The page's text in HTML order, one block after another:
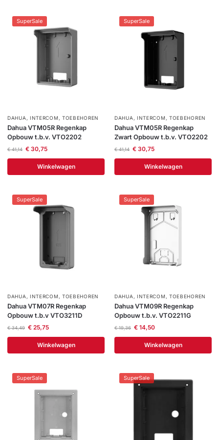
SuperSale
DAHUA , INTERCOM, TOEBEHOREN
Dahua VTM05R Regenkap
Opbouw t.b.v. VTO2202
€41,14 €30,75
Winkelwagen
SuperSale
DAHUA , INTERCOM, TOEBEHOREN
Dahua VTM05R Regenkap
Zwart Opbouw t.b.v. VTO2202
€41,14 €30,75
Winkelwagen
SuperSale
DAHUA , INTERCOM, TOEBEHOREN
Dahua VTM07R Regenkap
Opbouw t.b.v VTO3211D
€34,49 €25,75
Winkelwagen
SuperSale
DAHUA , INTERCOM, TOEBEHOREN
Dahua VTM09R Regenkap
Opbouw t.b.v. VTO2211G
€19,36 €14,50
Winkelwagen
SuperSale SuperSale